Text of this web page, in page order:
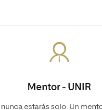
Mentor - UNIR
nunca estarás solo. Un